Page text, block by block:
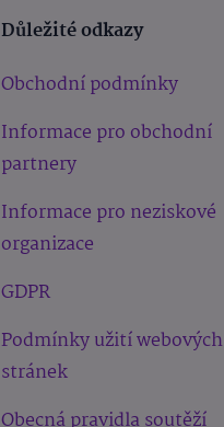
Důležité odkazy
Obchodní podmínky
Informace pro obchodní
partnery
Informace pro neziskové
organizace
GDPR
Podmínky užití webových
stránek
Obecná pravidla soutěží